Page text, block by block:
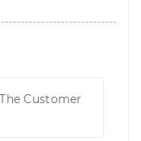
Customer